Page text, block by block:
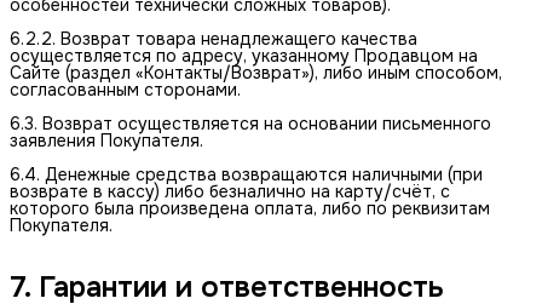
особенностей технически сложных товаров).
6.2.2. Возврат товара ненадлежащего качества
осуществляется по адресу, указанному Продавцом на
Сайте (раздел «Контакты/Возврат»), либо иным способом,
согласованным сторонами.
6.3. Возврат осуществляется на основании письменного
заявления Покупателя.
6.4. Денежные средства возвращаются наличными (при
возврате в кассу) либо безналично на карту/счёт, с
которого была произведена оплата, либо по реквизитам
Покупателя.
7. Гарантии и ответственность